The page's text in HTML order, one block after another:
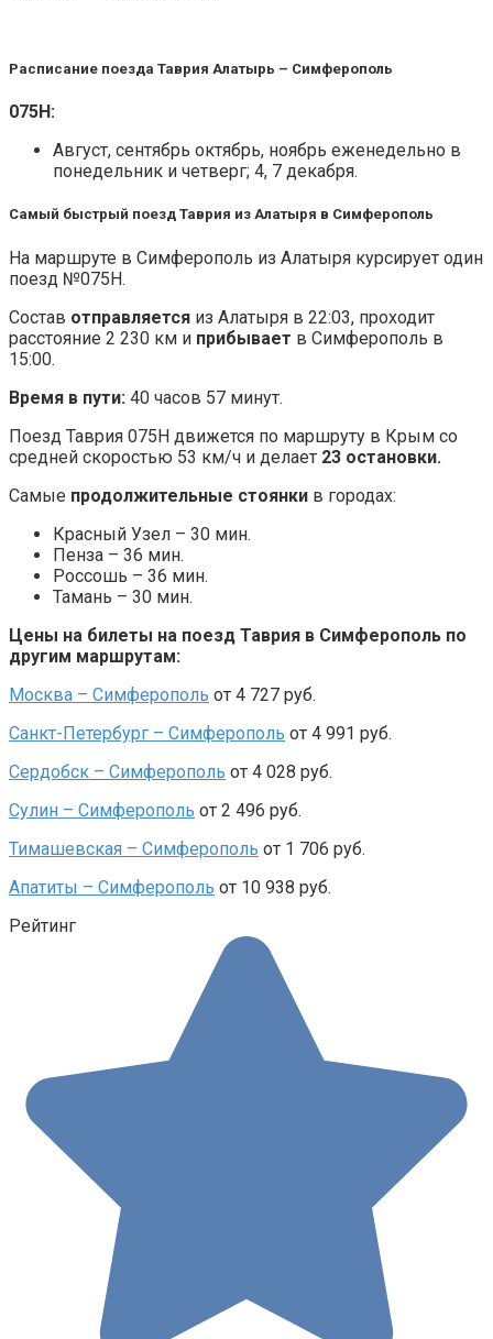
Расписание поезда Таврия Алатырь – Симферополь
075Н:
Август, сентябрь октябрь, ноябрь еженедельно в
понедельник и четверг; 4, 7 декабря.
Самый быстрый поезд Таврия из Алатыря в Симферополь
На маршруте в Симферополь из Алатыря курсирует один
поезд №075Н.
Состав отправляется из Алатыря в 22:03, проходит
расстояние 2 230 км и прибывает в Симферополь в
15:00.
Время в пути: 40 часов 57 минут.
Поезд Таврия 075Н движется по маршруту в Крым со
средней скоростью 53 км/ч и делает 23 остановки.
Самые продолжительные стоянки в городах:
Красный Узел – 30 мин.
Пенза – 36 мин.
Россошь – 36 мин.
Тамань – 30 мин.
Цены на билеты на поезд Таврия в Симферополь по
другим маршрутам:
Москва – Симферополь от 4 727 руб.
Санкт-Петербург – Симферополь от 4 991 руб.
Сердобск – Симферополь от 4 028 руб.
Сулин – Симферополь от 2 496 руб.
Тимашевская – Симферополь от 1 706 руб.
Апатиты – Симферополь от 10 938 руб.
Рейтинг